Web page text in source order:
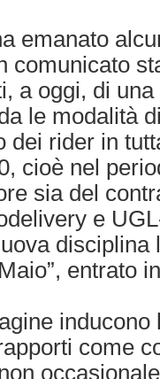
emanato
comunicato
a oggi, di
le modalità
dei rider in
cioè nel
sia del
e
disciplina
entrato
inducono
come